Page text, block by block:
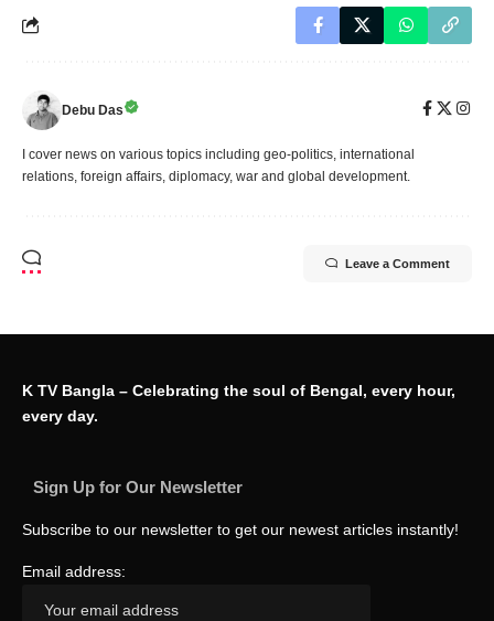
Debu Das
I cover news on various topics including geo-politics, international
relations, foreign affairs, diplomacy, war and global development.
Leave a Comment
K TV Bangla – Celebrating the soul of Bengal, every hour,
every day.
Sign Up for Our Newsletter
Subscribe to our newsletter to get our newest articles instantly!
Email address: